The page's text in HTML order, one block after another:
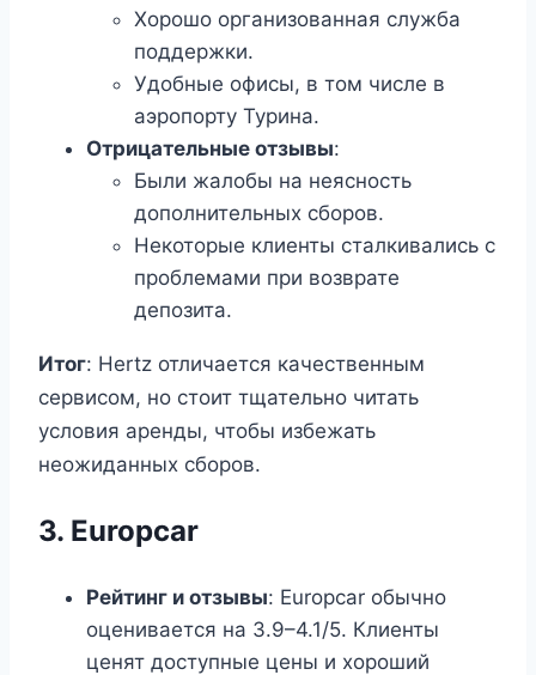
Хорошо организованная служба
поддержки.
Удобные офисы, в том числе в
аэропорту Турина.
Отрицательные отзывы:
Были жалобы на неясность
дополнительных сборов.
Некоторые клиенты сталкивались с
проблемами при возврате
депозита.
Итог: Hertz отличается качественным
сервисом, но стоит тщательно читать
условия аренды, чтобы избежать
неожиданных сборов.
3. Europcar
Рейтинг и отзывы: Europcar обычно
оценивается на 3.9–4.1/5. Клиенты
ценят доступные цены и хороший